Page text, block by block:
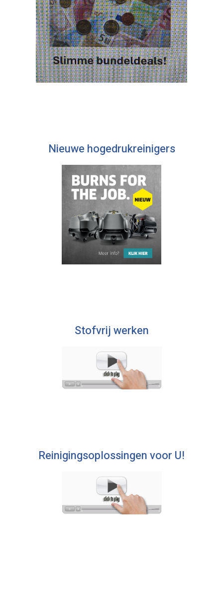
Nieuwe hogedrukreinigers
Stofvrij werken
Reinigingsoplossingen voor U!